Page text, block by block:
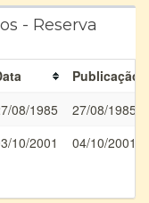
- Reserva
Publicação
08/1985
27/08/1985
10/2001
04/10/2001